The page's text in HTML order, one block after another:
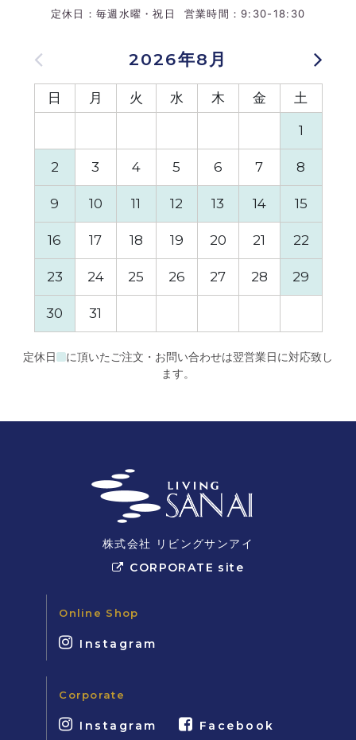
2026年8月
日 月 火 水 木 金 土
1
2 3 4 5 6 7 8
9 10 11 12 13 14 15
16 17 18 19 20 21 22
23 24 25 26 27 28 29
30 31
定休日
に頂いたご注文・お問い合わせは翌営業日に対応致し
ます。
定休日：毎週水曜・祝日 営業時間：9:30-18:30
株式会社 リビングサンアイ
CORPORATE site
Online Shop
Instagram
Corporate
Instagram Facebook